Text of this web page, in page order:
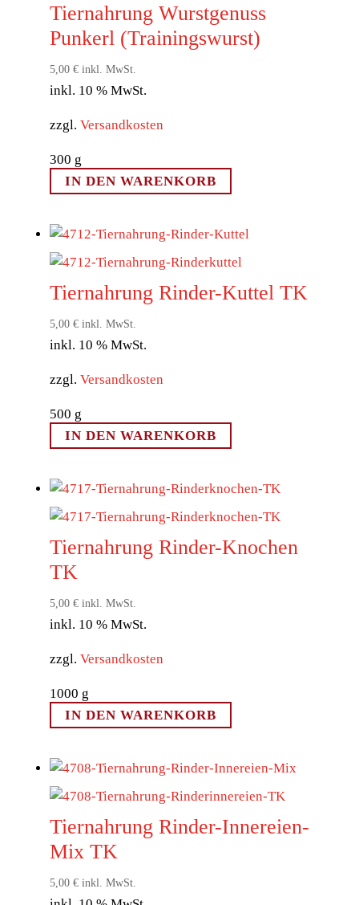
Tiernahrung Wurstgenuss
Punkerl (Trainingswurst)
5,00 € inkl. MwSt.
inkl. 10 % MwSt.
zzgl. Versandkosten
300 g
IN DEN WARENKORB
Tiernahrung Rinder-Kuttel TK
5,00 € inkl. MwSt.
inkl. 10 % MwSt.
zzgl. Versandkosten
500 g
IN DEN WARENKORB
Tiernahrung Rinder-Knochen
TK
5,00 € inkl. MwSt.
inkl. 10 % MwSt.
zzgl. Versandkosten
1000 g
IN DEN WARENKORB
Tiernahrung Rinder-Innereien-
Mix TK
5,00 € inkl. MwSt.